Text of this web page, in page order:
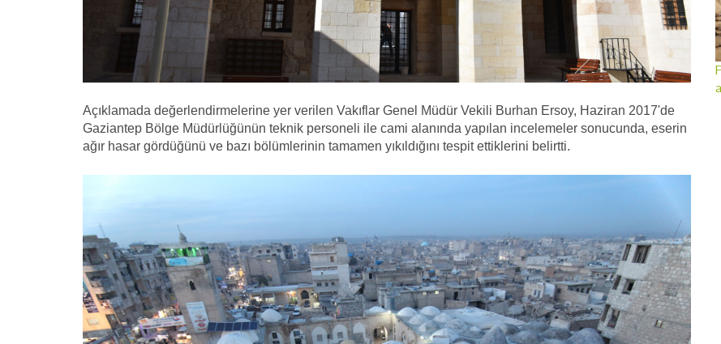
Açıklamada değerlendirmelerine yer verilen Vakıflar Genel Müdür Vekili Burhan Ersoy, Haziran 2017'de
Gaziantep Bölge Müdürlüğünün teknik personeli ile cami alanında yapılan incelemeler sonucunda, eserin
ağır hasar gördüğünü ve bazı bölümlerinin tamamen yıkıldığını tespit ettiklerini belirtti.